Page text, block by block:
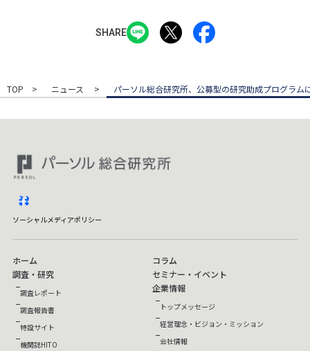
SHARE
TOP ニュース パーソル総合研究所、公募型の研究助成プログラム
ソーシャルメディアポリシー
ホーム
調査・研究
調査レポート
調査報告書
特設サイト
機関誌HITO
コラム
セミナー・イベント
企業情報
トップメッセージ
経営理念・ビジョン・ミッション
会社情報